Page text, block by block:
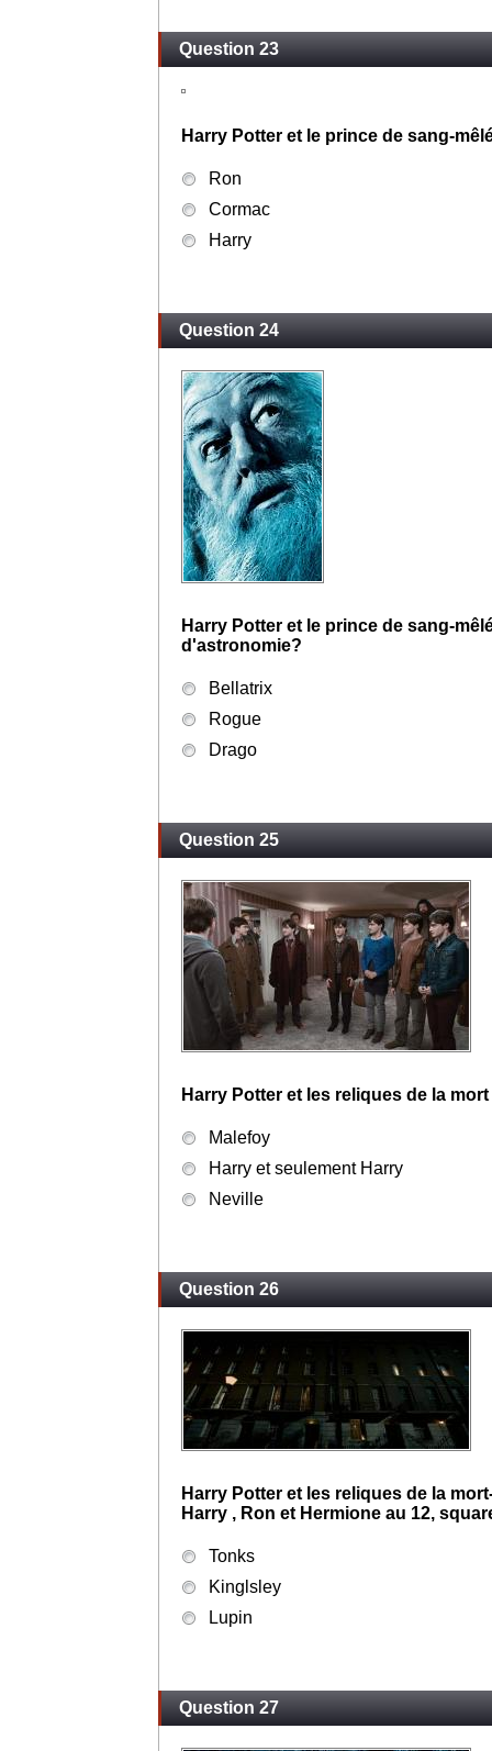
Question 23
Harry Potter et le prince de sang-
Ron
Cormac
Harry
Question 24
Harry Potter et le prince de sang-
d'astronomie?
Bellatrix
Rogue
Drago
Question 25
Harry Potter et les reliques de la
Malefoy
Harry et seulement Harry
Neville
Question 26
Harry Potter et les reliques de la
Harry , Ron et Hermione au 12,
Tonks
Kinglsley
Lupin
Question 27